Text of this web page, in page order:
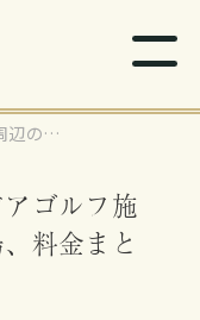
辺のイ
練習ゴルフ施
料金まと